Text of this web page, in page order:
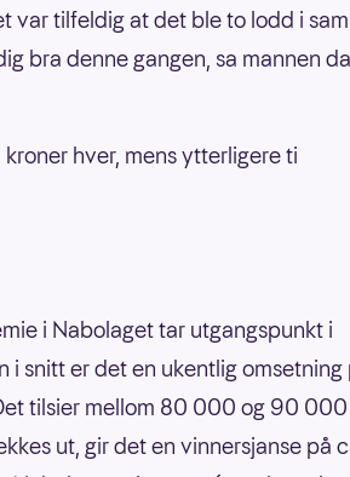
var tilfeldig at det ble to lodd i
bra denne gangen, sa mannen
hver, mens ytterligere ti
i Nabolaget tar utgangspunkt i
i snitt er det en ukentlig omsetning
tilsier mellom 80 000 og 90 000
ut, gir det en vinnersjanse på